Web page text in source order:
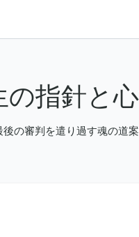
の指針と
後の審判を遣り過す魂の道